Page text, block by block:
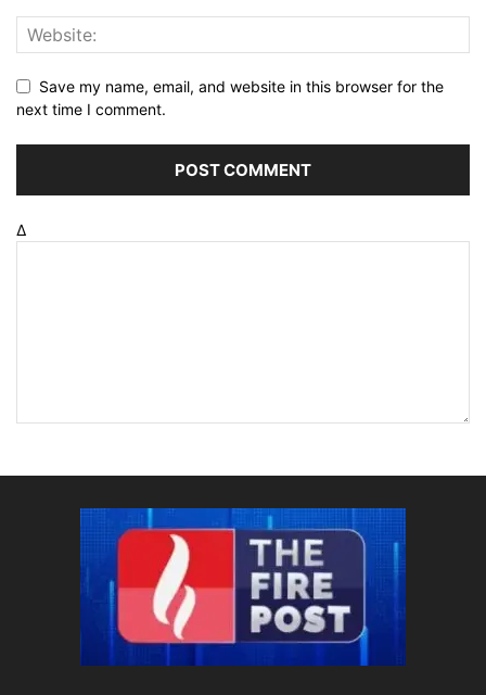
Save my name, email, and website in this browser for the
next time I comment.
Δ